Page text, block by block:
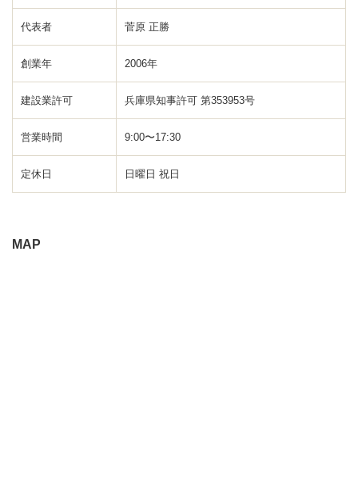
代表者 菅原 正勝
創業年 2006年
建設業許可 兵庫県知事許可 第353953号
営業時間 9:00〜17:30
定休日 日曜日 祝日
MAP